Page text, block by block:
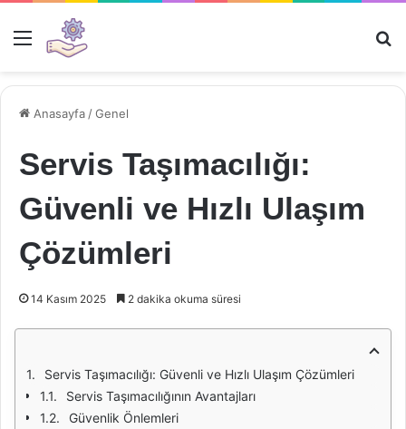
Menü
Anasayfa /Genel
Servis Taşımacılığı:
Güvenli ve Hızlı Ulaşım
Çözümleri
14 Kasım 2025 2 dakika okuma süresi
Servis Taşımacılığı: Güvenli ve Hızlı Ulaşım Çözümleri
Servis Taşımacılığının Avantajları
Güvenlik Önlemleri